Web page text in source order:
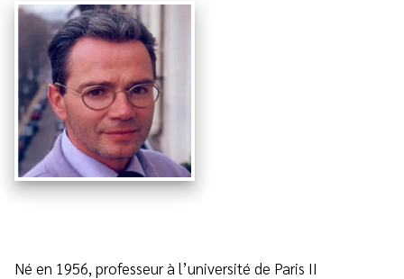
Né en 1956, professeur à l’université de Paris II